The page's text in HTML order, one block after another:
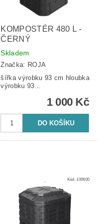
KOMPOSTÉR 480 L -
ČERNÝ
Skladem
Značka: ROJA
šířka výrobku 93 cm hloubka
výrobku 93...
1 000 Kč
Kód:100600